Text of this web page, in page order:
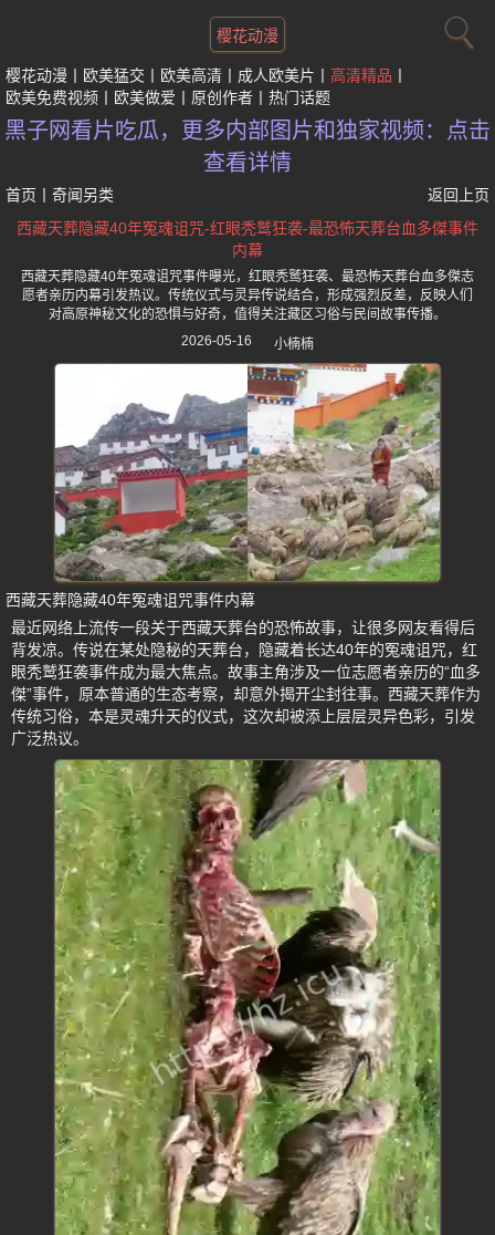
樱花动漫
樱花动漫 欧美猛交 欧美高清 成人欧美片
高清精品
欧美免费视频
欧美做爱 原创作者 热门话题
黑子网看片吃瓜，更多内部图片和独家视频：点击
查看详情
首页 奇闻另类
返回上页
西藏天葬隐藏40年冤魂诅咒-红眼秃鹫狂袭-最恐怖天葬台血多傑事件
内幕
西藏天葬隐藏40年冤魂诅咒事件曝光，红眼秃鹫狂袭、最恐怖天葬台血多傑志
愿者亲历内幕引发热议。传统仪式与灵异传说结合，形成强烈反差，反映人们
对高原神秘文化的恐惧与好奇，值得关注藏区习俗与民间故事传播。
2026-05-16
小楠楠
西藏天葬隐藏40年冤魂诅咒事件内幕
最近网络上流传一段关于西藏天葬台的恐怖故事，让很多网友看得后
背发凉。传说在某处隐秘的天葬台，隐藏着长达40年的冤魂诅咒，红
眼秃鹫狂袭事件成为最大焦点。故事主角涉及一位志愿者亲历的“血多
傑”事件，原本普通的生态考察，却意外揭开尘封往事。西藏天葬作为
传统习俗，本是灵魂升天的仪式，这次却被添上层层灵异色彩，引发
广泛热议。